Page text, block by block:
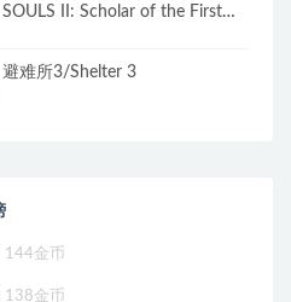
SOULS II: Scholar of the First
避难所3/Shelter 3
144金币
138金币